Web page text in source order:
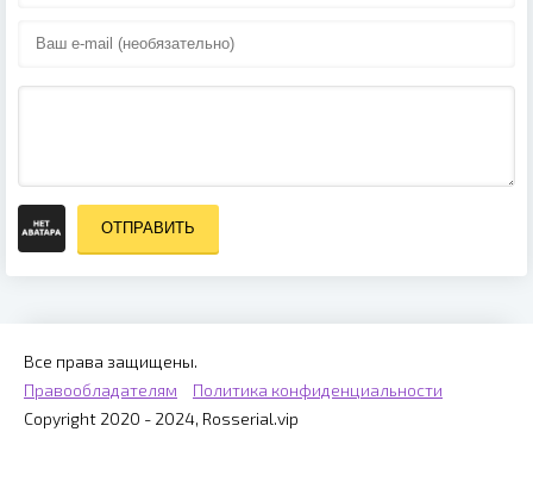
ОТПРАВИТЬ
Все права защищены.
Правообладателям
Политика конфиденциальности
Copyright 2020 - 2024, Rosserial.vip